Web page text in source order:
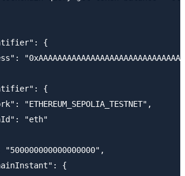
{
{
"ETHEREUM_SEPOLIA_TESTNET",
"eth"
"500000000000000000",
{